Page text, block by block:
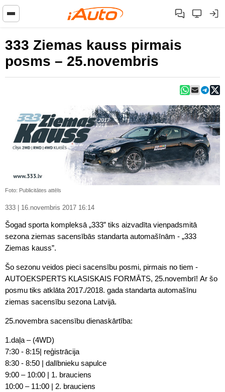
333 Ziemas kauss pirmais
posms – 25.novembris
Foto: Publicitātes attēls
333 | 16.novembris 2017 16:14
Šogad sporta kompleksā „333” tiks aizvadīta vienpadsmitā
sezona ziemas sacensībās standarta automašīnām - „333
Ziemas kauss”.
Šo sezonu veidos pieci sacensību posmi, pirmais no tiem -
AUTOEKSPERTS KLASISKAIS FORMĀTS, 25.novembrī! Ar šo
posmu tiks atklāta 2017./2018. gada standarta automašīnu
ziemas sacensību sezona Latvijā.
25.novembra sacensību dienaskārtība:
1.daļa – (4WD)
7:30 - 8:15| reģistrācija
8:30 - 8:50 | dalībnieku sapulce
9:00 – 10:00 | 1. brauciens
10:00 – 11:00 | 2. brauciens